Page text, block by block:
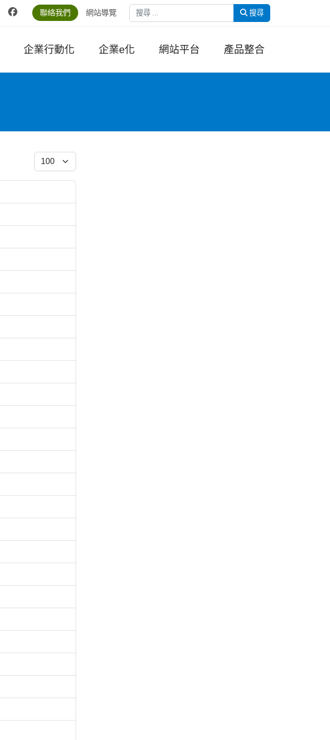
聯絡我們 網站導覽 搜尋
企業行動化 企業e化 網站平台 產品整合
每頁顯示條數